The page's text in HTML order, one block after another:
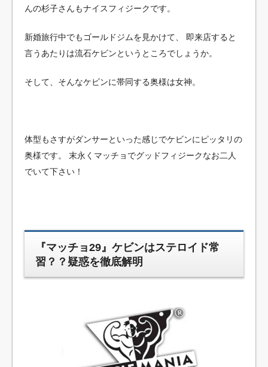
んの杉子さんもナイスフィジークです。
新婚旅行中でもゴールドジムを見かけて、
即来店すると
言うあたりは流石ケビンというところでしょうか。
そして、そんなケビンに帯同する奥様は女神。
体型もさすがダンサーといった感じでケビンにピッタリの
奥様です。
末永くマッチョでグッドフィジークなお二人
でいて下さい！
『マッチョ29』ケビンはステロイド常
習？？疑惑を徹底解明